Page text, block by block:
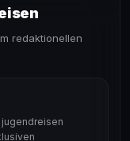
redaktionellen